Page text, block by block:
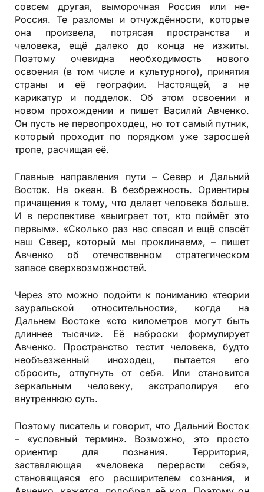
совсем другая, выморочная Россия или не-
Россия. Те разломы и отчуждённости, которые
она произвела, потрясая пространства и
человека, ещё далеко до конца не изжиты.
Поэтому очевидна необходимость нового
освоения (в том числе и культурного), принятия
страны и её географии. Настоящей, а не
карикатур и подделок. Об этом освоении и
новом прохождении и пишет Василий Авченко.
Он пусть не первопроходец, но тот самый путник,
который проходит по порядком уже заросшей
тропе, расчищая её.
Главные направления пути – Север и Дальний
Восток. На океан. В безбрежность. Ориентиры
причащения к тому, что делает человека больше.
И в перспективе «выиграет тот, кто поймёт это
первым». «Сколько раз нас спасал и ещё спасёт
наш Север, который мы проклинаем», – пишет
Авченко об отечественном стратегическом
запасе сверхвозможностей.
Через это можно подойти к пониманию «теории
зауральской относительности», когда на
Дальнем Востоке «сто километров могут быть
длиннее тысячи». Её наброски формулирует
Авченко. Пространство тестит человека, будто
необъезженный иноходец, пытается его
сбросить, отпугнуть от себя. Или становится
зеркальным человеку, экстраполируя его
внутреннюю суть.
Поэтому писатель и говорит, что Дальний Восток
– «условный термин». Возможно, это просто
ориентир для познания. Территория,
заставляющая «человека перерасти себя»,
становящаяся его расширителем сознания, и